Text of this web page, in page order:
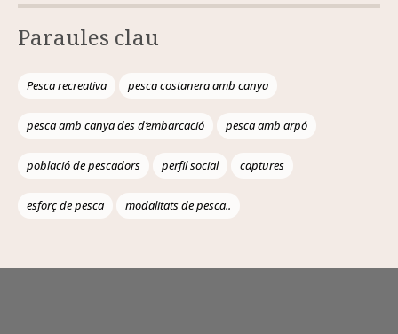
Paraules clau
Pesca recreativa pesca costanera amb canya
pesca amb canya des d’embarcació pesca amb arpó
població de pescadors perfil social captures
esforç de pesca modalitats de pesca..